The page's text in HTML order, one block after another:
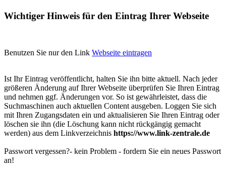
Wichtiger Hinweis für den Eintrag Ihrer Webseite
Benutzen Sie nur den Link Webseite eintragen
Ist Ihr Eintrag veröffentlicht, halten Sie ihn bitte aktuell. Nach jeder
größeren Änderung auf Ihrer Webseite überprüfen Sie Ihren Eintrag
und nehmen ggf. Änderungen vor. So ist gewährleistet, dass die
Suchmaschinen auch aktuellen Content ausgeben. Loggen Sie sich
mit Ihren Zugangsdaten ein und aktualisieren Sie Ihren Eintrag oder
löschen sie ihn (die Löschung kann nicht rückgängig gemacht
werden) aus dem Linkverzeichnis https://www.link-zentrale.de
Passwort vergessen?- kein Problem - fordern Sie ein neues Passwort
an!